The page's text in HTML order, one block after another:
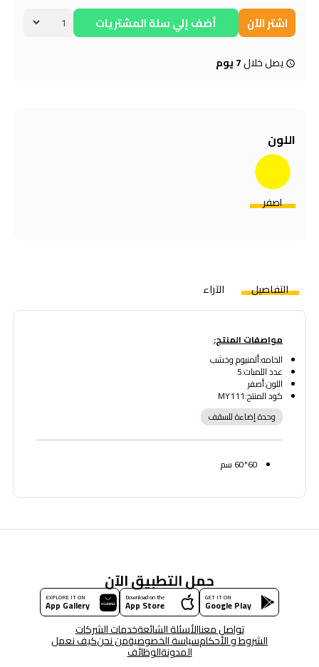
اشتر الآن أضف إلي سلة المشتريات
يصل خلال7 يوم
اللون
اصفر
التفاصيل الآراء
مواصفات المنتج:
الخامه:ألمنيوم وخشب
عدد اللمبات:5
اللون:أصفر
كود المنتج:MY111
وحدة إضاءة للسقف
60*60 سم
حمل التطبيق الآن
GET IT ON
Google Play
Download on the
App Store
EXPLORE IT ON
App Gallery
تواصل معناالأسئلة الشائعةخدمات الشركات
الشروط و الأحكامسياسة الخصوصيةمن نحنكيف نعمل
المدونةالوظائف